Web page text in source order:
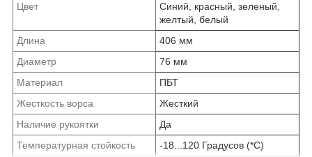
Цвет
Синий, красный, зеленый,
желтый, белый
Длина
406 мм
Диаметр
76 мм
Материал
ПБТ
Жесткость ворса
Жесткий
Наличие рукоятки
Да
Температурная стойкость
-18...120 Градусов (*С)